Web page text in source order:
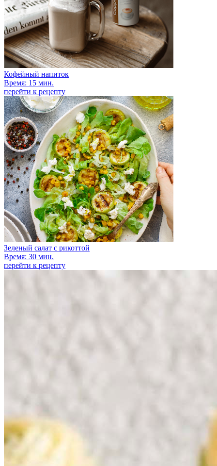
Кофейный напиток
Время: 15 мин.
перейти к рецепту
Зеленый салат с рикоттой
Время: 30 мин.
перейти к рецепту